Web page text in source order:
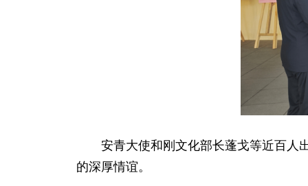
安青大使和刚文化部长蓬戈等近百人
的深厚情谊。